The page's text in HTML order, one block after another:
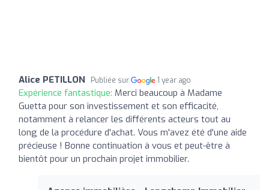
Alice PETILLON Publiée sur 1 year ago
Expérience fantastique: Merci beaucoup à Madame
Guetta pour son investissement et son efficacité,
notamment à relancer les différents acteurs tout au
long de la procédure d'achat. Vous m'avez été d'une aide
précieuse ! Bonne continuation à vous et peut-être à
bientôt pour un prochain projet immobilier.